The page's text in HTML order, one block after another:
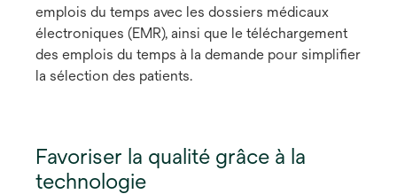
emplois du temps avec les dossiers médicaux
électroniques (EMR), ainsi que le téléchargement
des emplois du temps à la demande pour simplifier
la sélection des patients.
Favoriser la qualité grâce à la
technologie